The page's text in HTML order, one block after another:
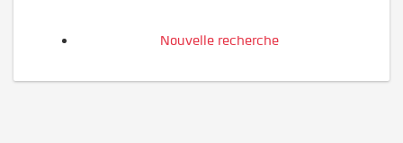
Nouvelle recherche